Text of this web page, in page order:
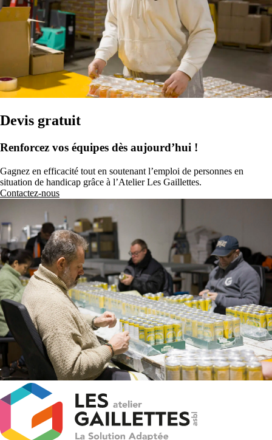
Devis gratuit
Renforcez vos équipes dès aujourd’hui !
Gagnez en efficacité tout en soutenant l’emploi de personnes en
situation de handicap grâce à l’Atelier Les Gaillettes.
Contactez-nous